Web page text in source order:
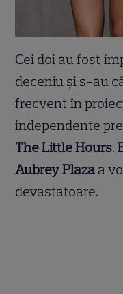
Cei doi au fost
deceniu și s-au
frecvent în
independente
The Little Hours.
Aubrey Plaza a
devastatoare.